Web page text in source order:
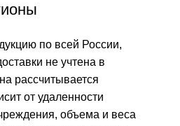
по всей России,
не учтена в
рассчитывается
от удаленности
объема и веса